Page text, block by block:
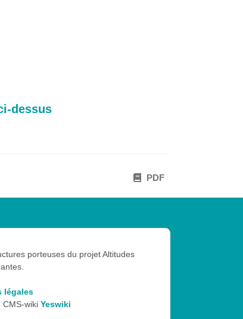
dessus
PDF
porteuses du projet Altitudes
légales
CMS-wikiYeswiki